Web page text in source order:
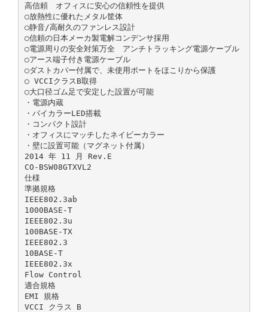
高信頼 オフィスに安心の信頼性を提供
○放熱性に優れたメタル筐体
○静音/高耐久のファンレス設計
○信頼の日本メーカ製電解コンデンサ採用
○電源周りの安全対策万全 アンチトラッキング電源ケーブル
○アース端子付き電源ケーブル
○ダストカバー付属で、未使用ポートをほこりから保護
○ VCCIクラスB取得
○大口径ゴム足で安定した設置が可能
・電源内蔵
・バイカラーLED搭載
・コンパクト設計
・オフィスにマッチしたネイビーカラー
・壁に設置可能（マグネット付属）
2014 年 11 月 Rev.E
CO-BSW08GTXVL2
仕様
準拠規格
IEEE802.3ab
1000BASE-T
IEEE802.3u
100BASE-TX
IEEE802.3
10BASE-T
IEEE802.3x
Flow Control
適合規格
EMI 規格
VCCI クラス B